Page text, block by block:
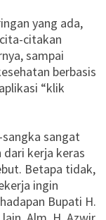
yang ada,
citakan
sampai
berbasis
“klik
sangat
dari kerja keras
Betapa tidak,
ingin
Bupati H.